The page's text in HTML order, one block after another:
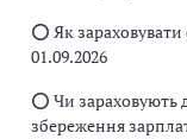
⭕️ Як
01.09.2026
⭕️ Чи зараховують
збереження